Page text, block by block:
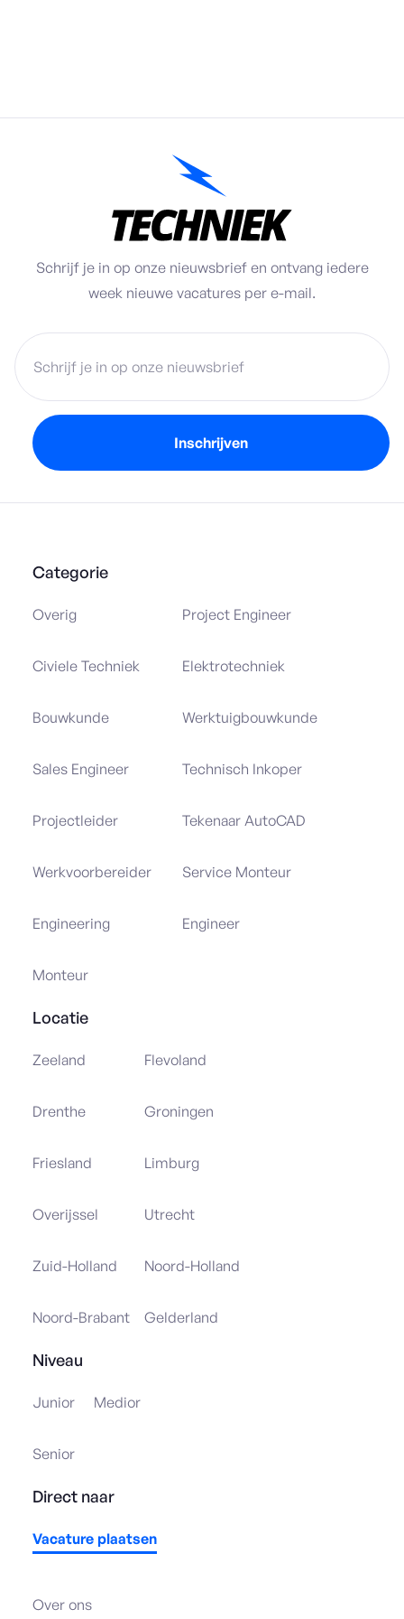
Schrijf je in op onze nieuwsbrief en ontvang iedere
week nieuwe vacatures per e-mail.
Categorie
Overig Project Engineer
Civiele Techniek Elektrotechniek
Bouwkunde Werktuigbouwkunde
Sales Engineer Technisch Inkoper
Projectleider Tekenaar AutoCAD
Werkvoorbereider Service Monteur
Engineering Engineer
Monteur
Locatie
Zeeland Flevoland
Drenthe Groningen
Friesland Limburg
Overijssel Utrecht
Zuid-Holland Noord-Holland
Noord-Brabant Gelderland
Niveau
Junior Medior
Senior
Direct naar
Vacature plaatsen
Over ons